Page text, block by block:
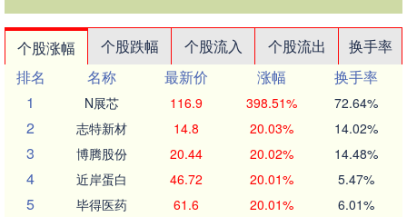
个股涨幅 个股跌幅 个股流入 个股流出
换手率
排名
名称 最新价 涨幅
换手率
1
N展芯 116.9 398.51% 72.64%
2 志特新材 14.8 20.03% 14.02%
3 博腾股份 20.44 20.02% 14.48%
4 近岸蛋白 46.72 20.01% 5.47%
5 毕得医药 61.6 20.01% 6.01%